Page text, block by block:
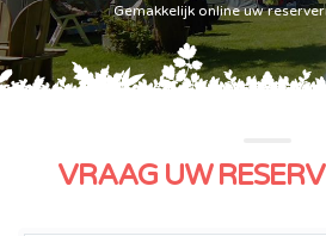
Gemakkelijk online uw
VRAAG UW